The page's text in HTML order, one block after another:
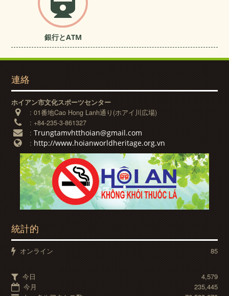
銀行とATM
連絡
ホイアン市文化スポーツセンター
:01番地Cao Hong Lanh通り(ホアイ川広場)
:+84-235-3-861327
:Trungtamvhtthoian@gmail.com
: http://www.hoianworldheritage.org.vn
統計的
オンライン 85
今日
4,579
今月
235,445